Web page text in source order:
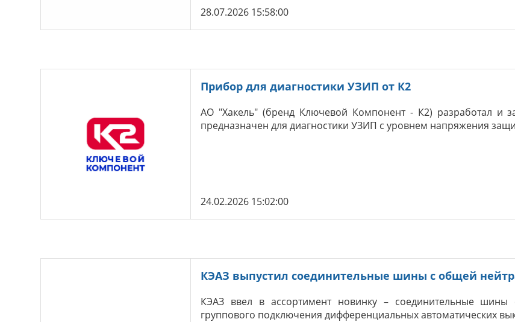
28.07.2026 15:58:00
Прибор для диагностики УЗИП от К2
АО "Хакель" (бренд Ключевой Компонент - К2) разработал и
предназначен для диагностики УЗИП с уровнем напряжения
24.02.2026 15:02:00
КЭАЗ выпустил соединительные шины с общей
КЭАЗ ввел в ассортимент новинку – соединительные
группового подключения дифференциальных автоматических